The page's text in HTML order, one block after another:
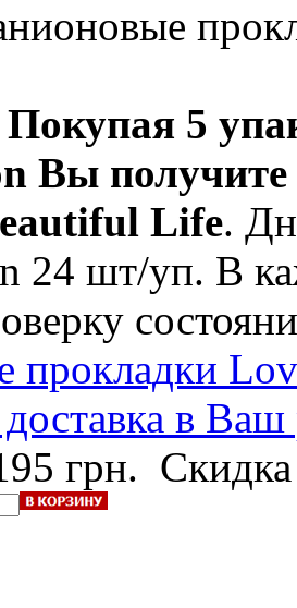
Покупая 5
Вы получите
Life.
24 шт/уп. В
прокладки
в Ваш
грн.